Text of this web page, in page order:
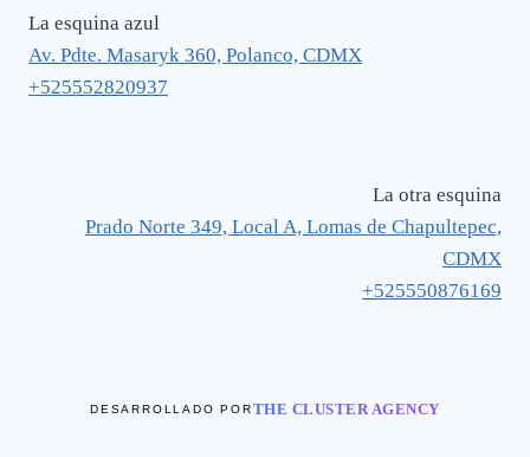
La esquina azul
Av. Pdte. Masaryk 360, Polanco, CDMX
+525552820937
La otra esquina
Prado Norte 349, Local A, Lomas de Chapultepec,
CDMX
+525550876169
DESARROLLADO PORTHE CLUSTER AGENCY